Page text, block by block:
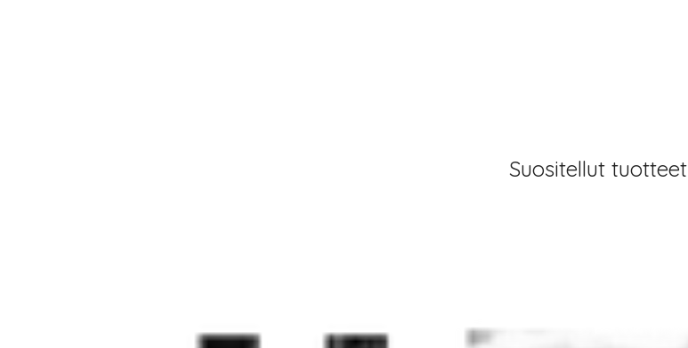
Suositellut tuotteet